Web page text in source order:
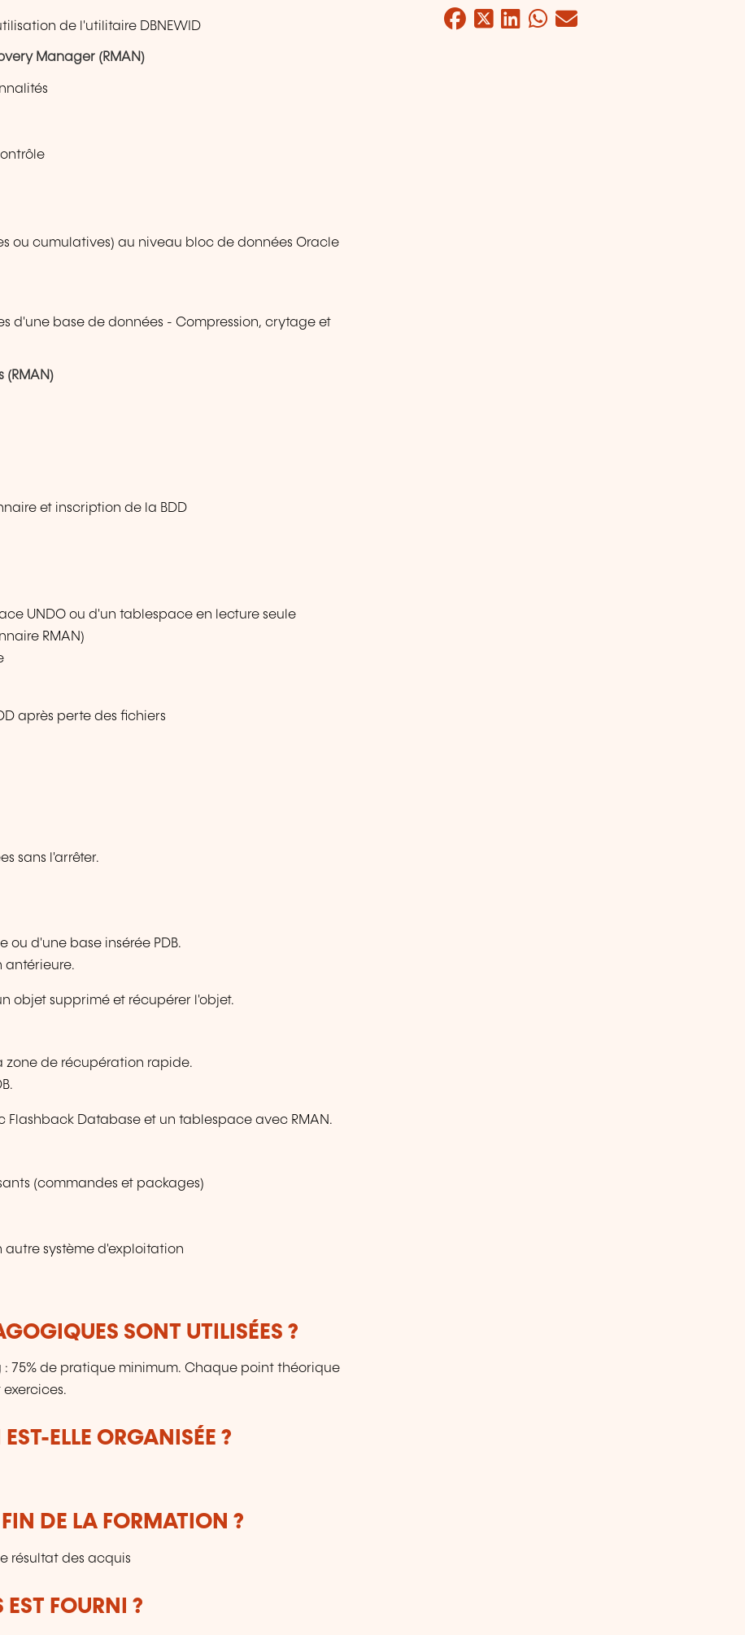
de l'utilitaire DBNEWID
Manager (RMAN)
ou cumulatives) au niveau bloc de données Oracle
d'une base de données - Compression, crytage et
et inscription de la BDD
UNDO ou d'un tablespace en lecture seule
RMAN)
après perte des fichiers
sans l'arrêter.
d'une base insérée PDB.
antérieure.
objet supprimé et récupérer l'objet.
zone de récupération rapide.
Database et un tablespace avec RMAN.
(commandes et packages)
autre système d'exploitation
SONT UTILISÉES ?
75% de pratique minimum. Chaque point théorique
ELLE ORGANISÉE ?
DE LA FORMATION ?
résultat des acquis
EST FOURNI ?
Facebook
Twitter
LinkedIn
WhatsApp
Mail